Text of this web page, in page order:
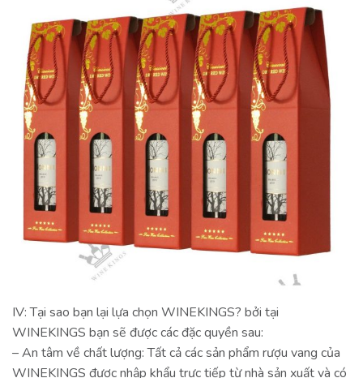
IV: Tại sao bạn lại lựa chọn WINEKINGS? bởi tại
WINEKINGS bạn sẽ được các đặc quyền sau:
– An tâm về chất lượng: Tất cả các sản phẩm rượu vang của
WINEKINGS được nhập khẩu trực tiếp từ nhà sản xuất và có